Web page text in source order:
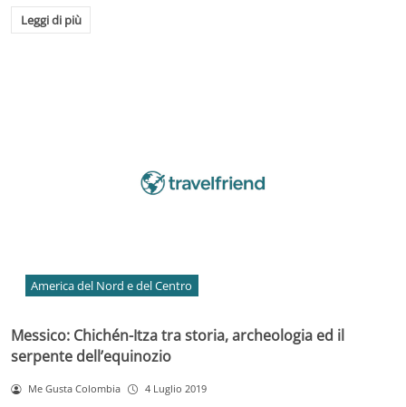
Leggi di più
America del Nord e del Centro
Messico: Chichén-Itza tra storia, archeologia ed il
serpente dell’equinozio
Me Gusta Colombia 4 Luglio 2019